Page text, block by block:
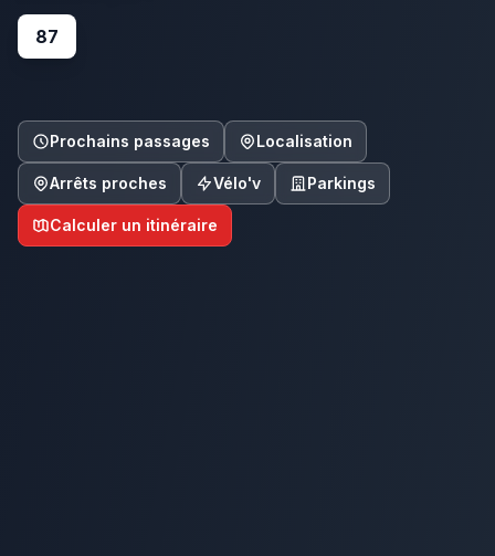
87
Prochains passages Localisation
Arrêts proches Vélo'v Parkings
Calculer un itinéraire